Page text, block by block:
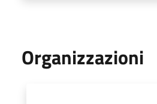
Organizzazioni